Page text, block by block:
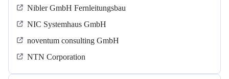
Nibler GmbH Fernleitungsbau
NIC Systemhaus GmbH
noventum consulting GmbH
NTN Corporation